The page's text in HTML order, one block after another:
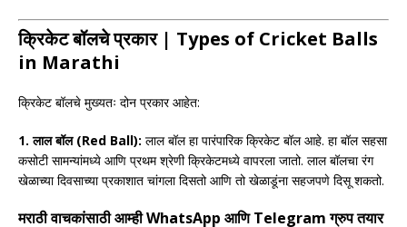
क्रिकेट बॉलचे प्रकार | Types of Cricket Balls
in Marathi
क्रिकेट बॉलचे मुख्यतः दोन प्रकार आहेत:
1. लाल बॉल (Red Ball): लाल बॉल हा पारंपारिक क्रिकेट बॉल आहे. हा बॉल सहसा
कसोटी सामन्यांमध्ये आणि प्रथम श्रेणी क्रिकेटमध्ये वापरला जातो. लाल बॉलचा रंग
खेळाच्या दिवसाच्या प्रकाशात चांगला दिसतो आणि तो खेळाडूंना सहजपणे दिसू शकतो.
मराठी वाचकांसाठी आम्ही WhatsApp आणि Telegram ग्रुप तयार